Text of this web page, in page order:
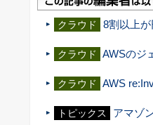
クラウド 8割以上
クラウド AWSのジ
クラウド AWS
トピックス アマゾ